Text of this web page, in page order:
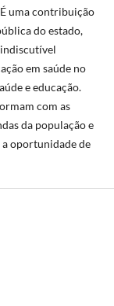
uma contribuição
do estado,
em saúde no
e educação.
com as
da população e
a oportunidade de